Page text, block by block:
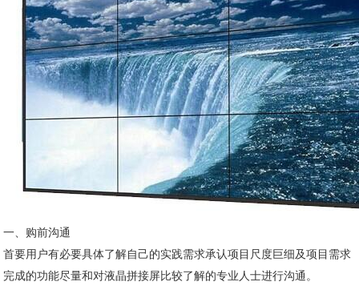
一、购前沟通
首要用户有必要具体了解自己的实践需求承认项目尺度巨细及项目需求
完成的功能尽量和对液晶拼接屏比较了解的专业人士进行沟通。